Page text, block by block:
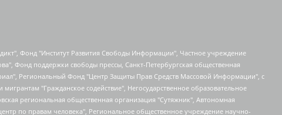
"Гражданин.Армия.Право", Хисамова Регина Фаритовна, Автономная некоммерческая организация по реализации социально-правовых программ "Лилит", Дальневосточное общественное движение "Маяк", Санкт-Петербургская ЛГБТ-инициативная группа "Выход", Инициативная группа ЛГБТ+ "Реверс", Алексеев Андрей Викторович, Бекбулатова Таисия Львовна, Беляев Иван Михайлович, Владыкина Елена Сергеевна, Гельман Марат Александрович, Никульшина Вероника Юрьевна, Толоконникова Надежда Андреевна, Шендерович Виктор Анатольевич, Общество с ограниченной ответственностью "Данное сообщение", Общество с ограниченной ответственностью Издательский дом "Новая глава", Айнбиндер Александра Александровна, Московский комьюнити-центр для ЛГБТ+инициатив, Благотворительный фонд развития филантропии, Deutsche Welle (Германия, Kurt-Schumacher-Strasse 3, 53113 Bonn), Борзунова Мария Михайловна, Воробьев Виктор Викторович, Голубева Анна Львовна, Константинова Алла Михайловна, Малкова Ирина Владимировна, Мурадов Мурад Абдулгалимович, Осетинская Елизавета Николаевна, Понасенков Евгений Николаевич, Ганапольский Матвей Юрьевич, Киселев Евгений Алексеевич, Борухович Ирина Григорьевна, Дремин Иван Тимофеевич, Дубровский Дмитрий Викторович, Красноярская региональная общественная организация поддержки и развития альтернативных образовательных технологий и межкультурных коммуникаций "ИНТЕРРА", Маяковская Екатерина Алексеевна, Фейгин Марк Захарович, Филимонов Андрей Викторович, Дзугкоева Регина Николаевна, Доброхотов Роман Александрович, Дудь Юрий Александрович, Елкин Сергей Владимирович, Кругликов Кирилл Игоревич, Сабунаева Мария Леонидовна, Семенов Алексей Владимирович, Шаинян Карен Багратович, Шульман Екатерина Михайловна, Асафьев Артур Валерьевич, Вахштайн Виктор Семенович, Венедиктов Алексей Алексеевич, Лушникова Екатерина Евгеньевна, Волков Леонид Михайлович, Невзоров Александр Глебович, Пархоменко Сергей Борисович, Сироткин Ярослав Николаевич, Кара-Мурза Владимир Владимирович, Баранова Наталья Владимировна, Гозман Леонид Яковлевич, Кагарлицкий Борис Юльевич, Климарев Михаил Валерьевич, Милов Владимир Станиславович, Автономная некоммерческая организация Краснодарский центр современного искусства "Типография", Моргенштерн Алишер Тагирович, Соболь Любовь Эдуардовна, Общество с ограниченной ответственностью "ЛИЗА НОРМ", Каспаров Гарри Кимович, Ходорковский Михаил Борисович, Общество с ограниченной ответственностью "Апрельские тезисы", Данилович Ирина Брониславовна, Кашин Олег Владимирович, Петров Николай Владимирович, Пивоваров Алексей Владимирович, Соколов Михаил Владимирович, Цветкова Юлия Владимировна, Чичваркин Евгений Александрович, Комитет против пыток/Команда против пыток, Общество с ограниченной ответственностью "Первый научный", Общество с ограниченной ответственностью "Вертолет и ко", Белоцерковская Вероника Борисовна, Кац Максим Евгеньевич, Лазарева Татьяна Юрьевна, Шаведдинов Руслан Табризович, Яшин Илья Валерьевич, Общество с ограниченной ответственностью "Иноагент ААВ", Алешковский Дмитрий Петрович, Альбац Евгения Марковна, Быков Дмитрий Львович, Галямина Юлия Евгеньевна, Лойко Сергей Леонидович, Мартынов Кирилл Константинович, Медведев Сергей Александрович, Крашенинников Федор Геннадиевич, Гордеева Катерина Вл